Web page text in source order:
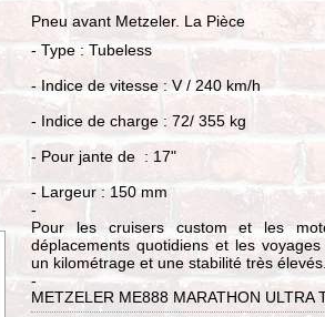
Pneu avant Metzeler. La Pièce
- Type : Tubeless
- Indice de vitesse : V / 240 km/h
- Indice de charge : 72/ 355 kg
- Pour jante de : 17"
- Largeur : 150 mm
-
Pour les cruisers custom et les
déplacements quotidiens et les
un kilométrage et une stabilité très élevés.
-
METZELER ME888 MARATHON ULTRA